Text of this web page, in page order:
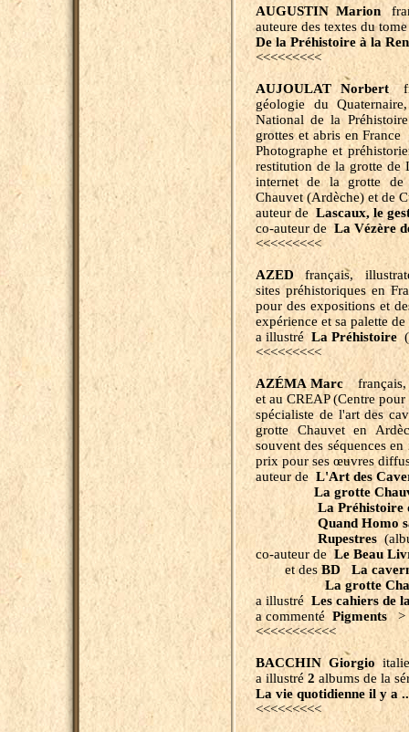
AUGUSTIN Marion
auteure des textes du
De la Préhistoire à la
<<<<<<<<<
AUJOULAT Norbert
géologie du
National de la
grottes et abris en
Photographe et
restitution de la grotte de
internet de la grotte de
Chauvet (Ardèche) et de
auteur de Lascaux, le
co-auteur deLa Vézère
<<<<<<<<<
AZEDfrançais,
sites préhistoriques en
pour des expositions et
expérience et sa palette
a illustré La Préhistoire
<<<<<<<<<
AZÉMA Marcfrançais,
et au CREAP (Centre
spécialiste de l'art des
grotte Chauvet en
souvent des séquences
prix pour ses œuvres
auteur de L'Art des
La grotte
La Préhistoire du
Quand Homo
Rupestres
co-auteur de Le Beau
et desBD La
La grotte
a illustré Les cahiers de
a commenté Pigments>
<<<<<<<<<<<
BACCHIN Giorgio
a illustré2 albums de la
La vie quotidienne il y a
<<<<<<<<<